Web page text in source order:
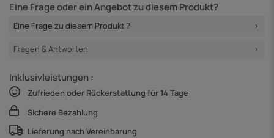
Eine Frage oder ein Angebot zu diesem Produkt?
Eine Frage zu diesem Produkt ?
Fragen & Antworten
Inklusivleistungen :
Zufrieden oder Rückerstattung für 14 Tage
Sichere Bezahlung
Lieferung nach Vereinbarung